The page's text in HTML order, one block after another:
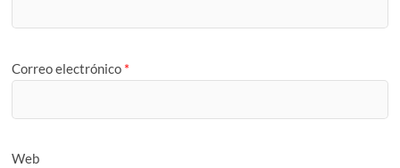
Correo electrónico *
Web